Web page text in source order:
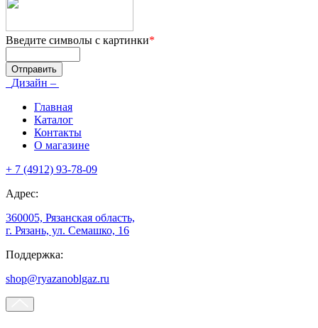
Введите символы с картинки*
Дизайн –
Главная
Каталог
Контакты
О магазине
+ 7 (4912) 93-78-09
Адрес:
360005, Рязанская область,
г. Рязань, ул. Семашко, 16
Поддержка:
shop@ryazanoblgaz.ru